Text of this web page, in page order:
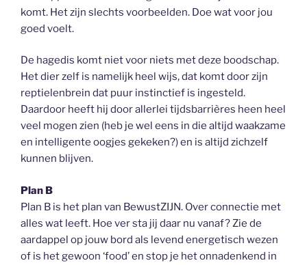
komt. Het zijn slechts voorbeelden. Doe wat voor jou
goed voelt.
De hagedis komt niet voor niets met deze boodschap.
Het dier zelf is namelijk heel wijs, dat komt door zijn
reptielenbrein dat puur instinctief is ingesteld.
Daardoor heeft hij door allerlei tijdsbarrières heen heel
veel mogen zien (heb je wel eens in die altijd waakzame
en intelligente oogjes gekeken?) en is altijd zichzelf
kunnen blijven.
Plan B
Plan B is het plan van BewustZIJN. Over connectie met
alles wat leeft. Hoe ver sta jij daar nu vanaf? Zie de
aardappel op jouw bord als levend energetisch wezen
of is het gewoon ‘food’ en stop je het onnadenkend in